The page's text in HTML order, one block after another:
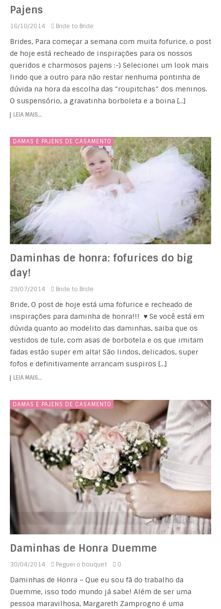
Pajens
16/10/2014 Bride to Bride
Brides, Para começar a semana com muita fofurice, o post
de hoje está recheado de inspirações para os nossos
queridos e charmosos pajens :-) Selecionei um look mais
lindo que a outro para não restar nenhuma pontinha de
dúvida na hora da escolha das “roupitchas” dos meninos.
O suspensório, a gravatinha borboleta e a boina […]
LEIA MAIS…
DAMAS E PAJENS DE CASAMENTO
Daminhas de honra: fofurices do big
day!
29/07/2014 Bride to Bride
Bride, O post de hoje está uma fofurice e recheado de
inspirações para daminha de honra!!! ♥ Se você está em
dúvida quanto ao modelito das daminhas, saiba que os
vestidos de tule, com asas de borbotela e os que imitam
fadas estão super em alta! São lindos, delicados, super
fofos e definitivamente arrancam suspiros […]
LEIA MAIS…
DAMAS E PAJENS DE CASAMENTO
Daminhas de Honra Duemme
30/04/2014 Peguei o bouquet 0
Daminhas de Honra – Que eu sou fã do trabalho da
Duemme, isso todo mundo já sabe! Além de ser uma
pessoa maravilhosa, Margareth Zamprogno é uma